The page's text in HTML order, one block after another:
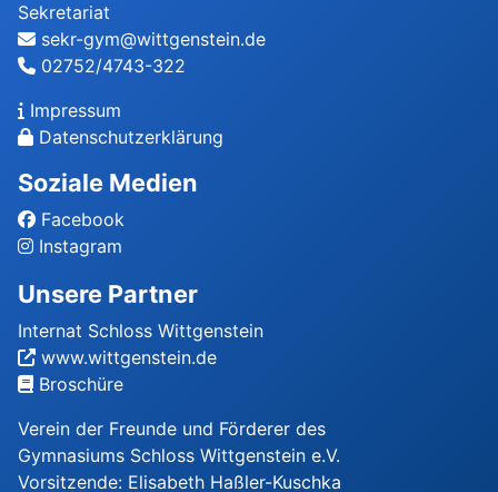
Sekretariat
sekr-gym@wittgenstein.de
02752/4743-322
Impressum
Datenschutzerklärung
Soziale Medien
Facebook
Instagram
Unsere Partner
Internat Schloss Wittgenstein
www.wittgenstein.de
Broschüre
Verein der Freunde und Förderer des
Gymnasiums Schloss Wittgenstein e.V.
Vorsitzende: Elisabeth Haßler-Kuschka